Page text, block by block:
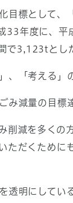
標として
年度に、
で3,123tとし
「考える」
減量の目標
減を多くの
ただくため
明にしてい